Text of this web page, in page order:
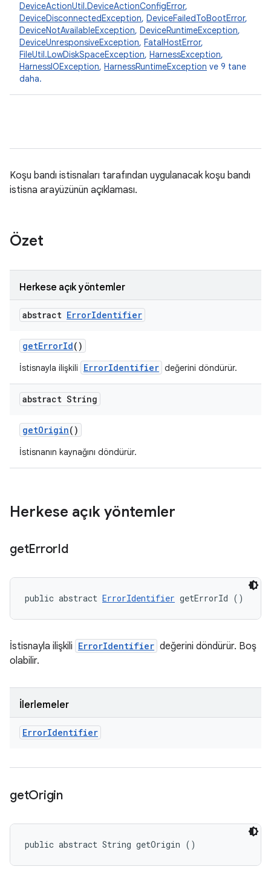
DeviceActionUtil.DeviceActionConfigError,
DeviceDisconnectedException, DeviceFailedToBootError,
DeviceNotAvailableException, DeviceRuntimeException,
DeviceUnresponsiveException, FatalHostError,
FileUtil.LowDiskSpaceException, HarnessException,
HarnessIOException, HarnessRuntimeException ve 9 tane
daha.
Koşu bandı istisnaları tarafından uygulanacak koşu bandı
istisna arayüzünün açıklaması.
Özet
Herkese açık yöntemler
abstract ErrorIdentifier
getErrorId()
İstisnayla ilişkili ErrorIdentifier değerini döndürür.
abstract String
getOrigin()
İstisnanın kaynağını döndürür.
Herkese açık yöntemler
getErrorId
public abstract ErrorIdentifier getErrorId ()
İstisnayla ilişkili ErrorIdentifier değerini döndürür. Boş
olabilir.
İlerlemeler
ErrorIdentifier
getOrigin
public abstract String getOrigin ()